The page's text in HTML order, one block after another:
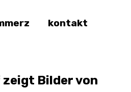
kontakt
Bilder von